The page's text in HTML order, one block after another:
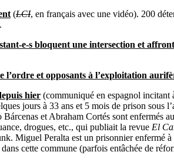
(LCI, en français avec une vidéo). 200
e-s bloquent une intersection et
l’ordre et opposants à l’exploitation
hier (communiqué en espagnol incitant
jours à 33 ans et 5 mois de prison sous
Bárcenas et Abraham Cortés sont enfermés au
drogues, etc., qui publiait la revue El
Miguel Peralta est un prisonnier enfermé
cette commune (parfois entâchée de